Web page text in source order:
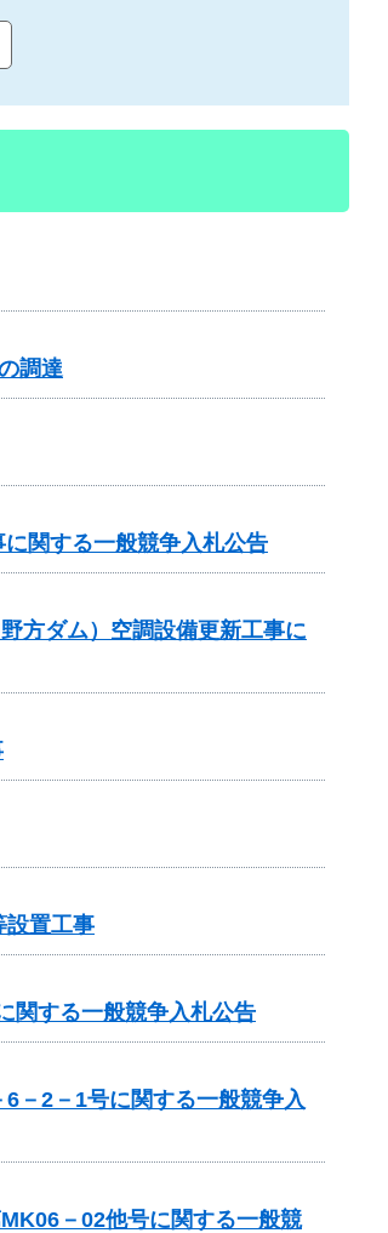
調達
関する一般競争入札公告
方ダム）空調設備更新工事に
設置工事
関する一般競争入札公告
－2－1号に関する一般競争入
－02他号に関する一般競